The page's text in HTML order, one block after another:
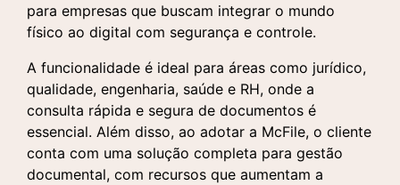
para empresas que buscam integrar o mundo
físico ao digital com segurança e controle.
A funcionalidade é ideal para áreas como jurídico,
qualidade, engenharia, saúde e RH, onde a
consulta rápida e segura de documentos é
essencial. Além disso, ao adotar a McFile, o cliente
conta com uma solução completa para gestão
documental, com recursos que aumentam a